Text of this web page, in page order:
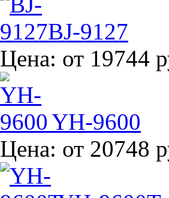
BJ-9127
Цена: от 19744
YH-9600
Цена: от 20748